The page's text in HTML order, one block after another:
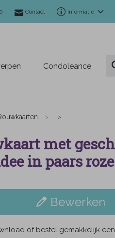
Contact Informatie
Condoleance
met
in paars roze
Bewerken
of bestel gemakkelijk